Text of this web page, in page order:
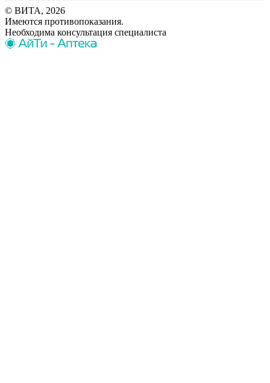
© ВИТА, 2026
Имеются противопоказания.
Необходима консультация специалиста